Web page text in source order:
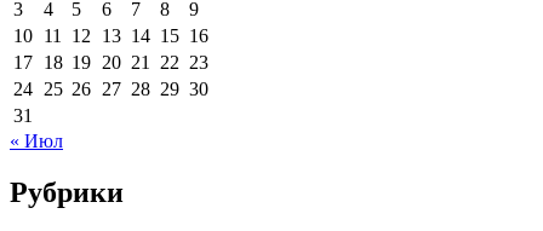
3
4 5 6 7 8
9
10 11 12 13 14 15 16
17 18 19 20 21 22 23
24 25 26 27 28 29 30
31
« Июл
Рубрики